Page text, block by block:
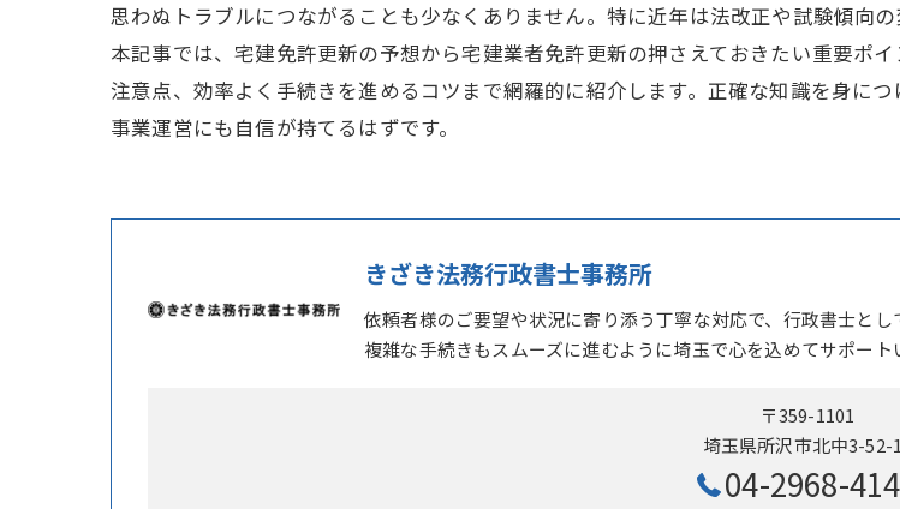
思わぬトラブルにつながることも少なくありません。特に近年は法改正や試験傾向
本記事では、宅建免許更新の予想から宅建業者免許更新の押さえておきたい重要ポ
注意点、効率よく手続きを進めるコツまで網羅的に紹介します。正確な知識を身に
事業運営にも自信が持てるはずです。
きざき法務行政書士事務所
依頼者様のご要望や状況に寄り添う丁寧な対応で、行政書士と
複雑な手続きもスムーズに進むように埼玉で心を込めてサポート
〒359-1101
埼玉県所沢市北中3-52-
04-2968-